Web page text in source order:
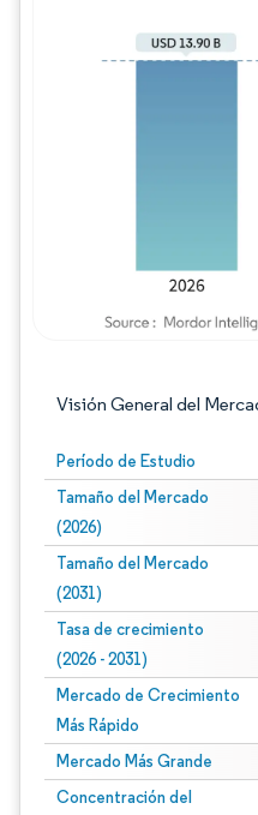
Visión General del
Período de Estudio
Tamaño del Mercado
(2026)
Tamaño del Mercado
(2031)
Tasa de crecimiento
(2026 - 2031)
Mercado de Crecimiento
Más Rápido
Mercado Más Grande
Concentración del